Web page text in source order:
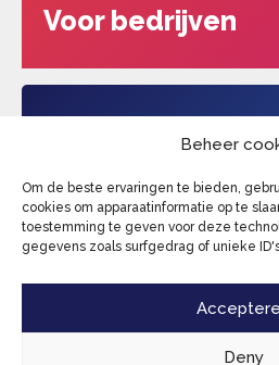
Beheer
Om de beste ervaringen te bieden,
cookies om apparaatinformatie op te
toestemming te geven voor deze
gegevens zoals surfgedrag of unieke
Deny
Voor bedrijven
Edufax © 2026 Cookies
Algemene